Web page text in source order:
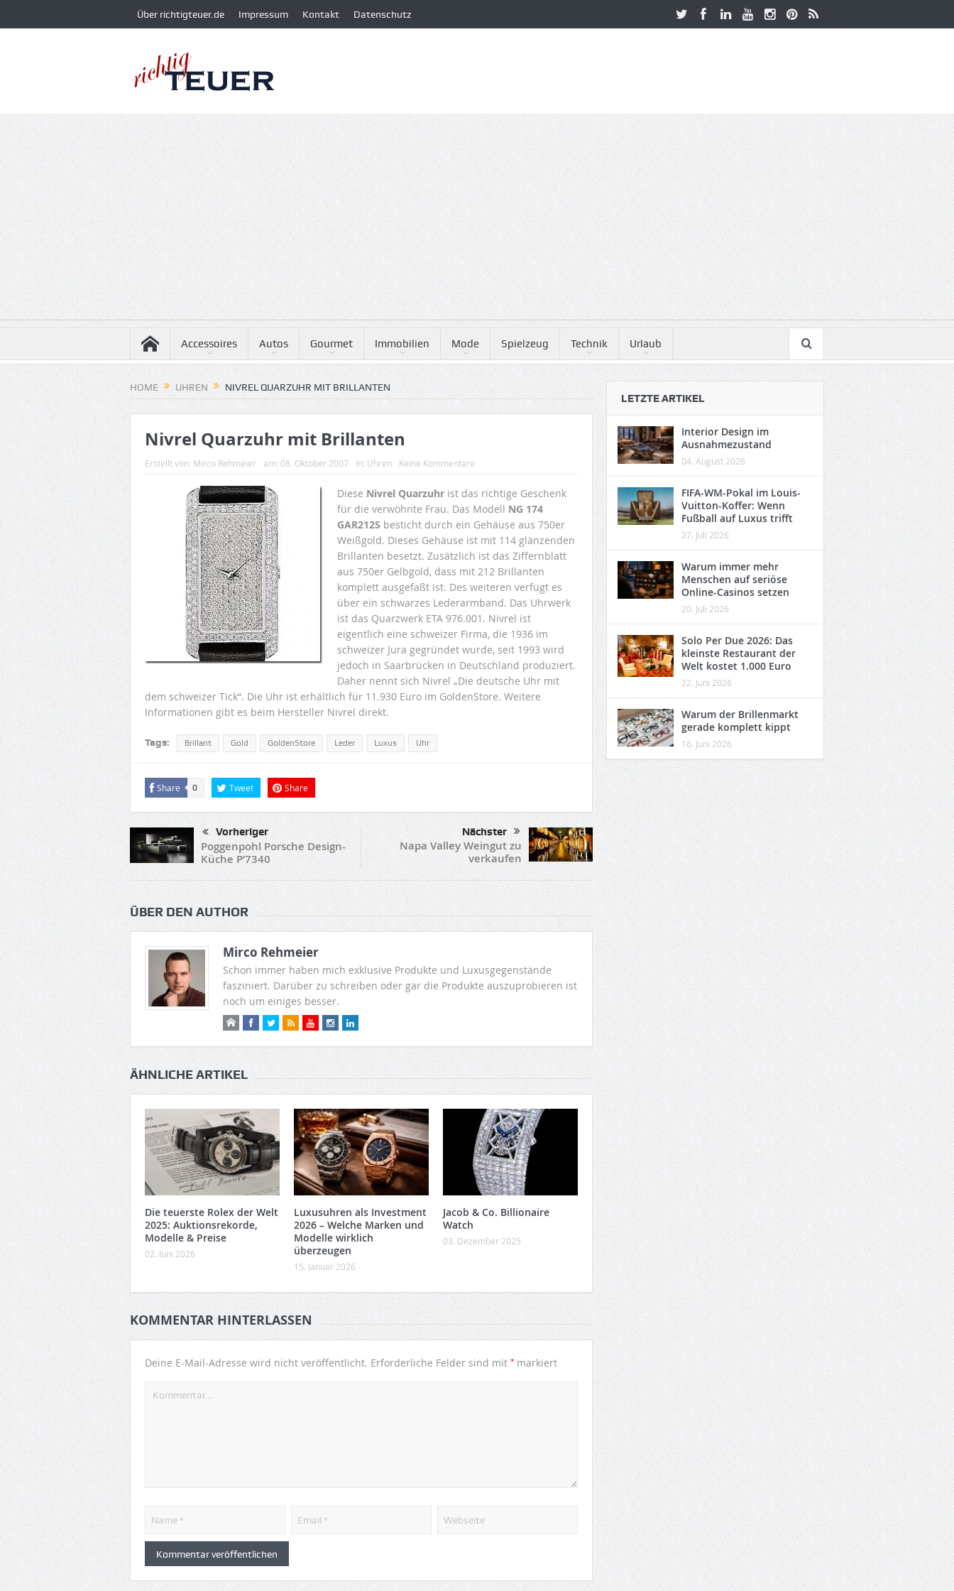
Über richtigteuer.de Impressum Kontakt Datenschutz
Accessoires Autos Gourmet Immobilien Mode Spielzeug Technik Urlaub
HOME UHREN NIVREL QUARZUHR MIT BRILLANTEN
Nivrel Quarzuhr mit Brillanten
Erstellt von: Mirco Rehmeier am: 08. Oktober 2007 In: Uhren Keine Kommentare
Diese Nivrel Quarzuhr ist das richtige Geschenk
für die verwöhnte Frau. Das Modell NG 174
GAR212S besticht durch ein Gehäuse aus 750er
Weißgold. Dieses Gehäuse ist mit 114 glänzenden
Brillanten besetzt. Zusätzlich ist das Ziffernblatt
aus 750er Gelbgold, dass mit 212 Brillanten
komplett ausgefaßt ist. Des weiteren verfügt es
über ein schwarzes Lederarmband. Das Uhrwerk
ist das Quarzwerk ETA 976.001. Nivrel ist
eigentlich eine schweizer Firma, die 1936 im
schweizer Jura gegründet wurde, seit 1993 wird
jedoch in Saarbrücken in Deutschland produziert.
Daher nennt sich Nivrel „Die deutsche Uhr mit
dem schweizer Tick“. Die Uhr ist erhältlich für 11.930 Euro im GoldenStore. Weitere
Informationen gibt es beim Hersteller Nivrel direkt.
Tags: Brillant Gold GoldenStore Leder Luxus Uhr
Share 0 Tweet Share
Vorheriger
Poggenpohl Porsche Design-
Küche P’7340
Nächster
Napa Valley Weingut zu
verkaufen
ÜBER DEN AUTHOR
Mirco Rehmeier
Schon immer haben mich exklusive Produkte und Luxusgegenstände
fasziniert. Darüber zu schreiben oder gar die Produkte auszuprobieren ist
noch um einiges besser.
ÄHNLICHE ARTIKEL
Die teuerste Rolex der Welt
2025: Auktionsrekorde,
Modelle & Preise
02. Juni 2026
Luxusuhren als Investment
2026 – Welche Marken und
Modelle wirklich
überzeugen
15. Januar 2026
Jacob & Co. Billionaire
Watch
03. Dezember 2025
KOMMENTAR HINTERLASSEN
Deine E-Mail-Adresse wird nicht veröffentlicht. Erforderliche Felder sind mit * markiert
LETZTE ARTIKEL
Interior Design im
Ausnahmezustand
04. August 2026
FIFA-WM-Pokal im Louis-
Vuitton-Koffer: Wenn
Fußball auf Luxus trifft
27. Juli 2026
Warum immer mehr
Menschen auf seriöse
Online-Casinos setzen
20. Juli 2026
Solo Per Due 2026: Das
kleinste Restaurant der
Welt kostet 1.000 Euro
22. Juni 2026
Warum der Brillenmarkt
gerade komplett kippt
16. Juni 2026